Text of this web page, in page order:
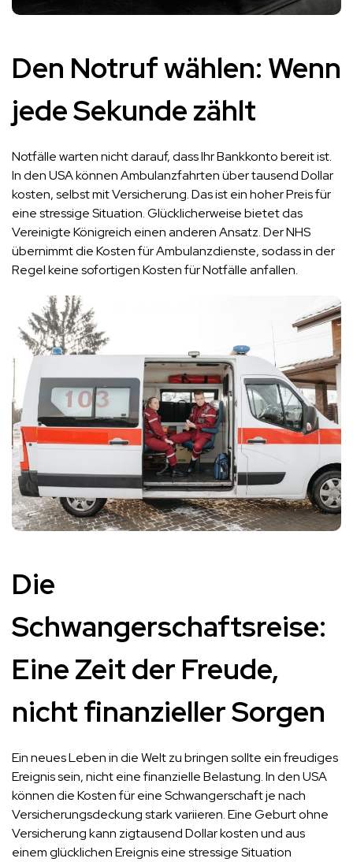
Den Notruf wählen: Wenn
jede Sekunde zählt
Notfälle warten nicht darauf, dass Ihr Bankkonto bereit ist.
In den USA können Ambulanzfahrten über tausend Dollar
kosten, selbst mit Versicherung. Das ist ein hoher Preis für
eine stressige Situation. Glücklicherweise bietet das
Vereinigte Königreich einen anderen Ansatz. Der NHS
übernimmt die Kosten für Ambulanzdienste, sodass in der
Regel keine sofortigen Kosten für Notfälle anfallen.
Die
Schwangerschaftsreise:
Eine Zeit der Freude,
nicht finanzieller Sorgen
Ein neues Leben in die Welt zu bringen sollte ein freudiges
Ereignis sein, nicht eine finanzielle Belastung. In den USA
können die Kosten für eine Schwangerschaft je nach
Versicherungsdeckung stark variieren. Eine Geburt ohne
Versicherung kann zigtausend Dollar kosten und aus
einem glücklichen Ereignis eine stressige Situation